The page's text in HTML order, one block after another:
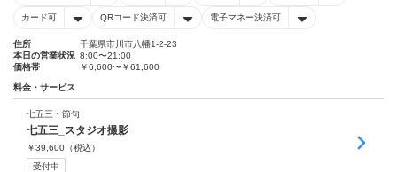
カード可 QRコード決済可 電子マネー決済可
住所
千葉県市川市八幡1-2-23
本日の営業状況 8:00〜21:00
価格帯
￥6,600〜￥61,600
料金・サービス
七五三・節句
七五三_スタジオ撮影
￥39,600 （税込）
受付中